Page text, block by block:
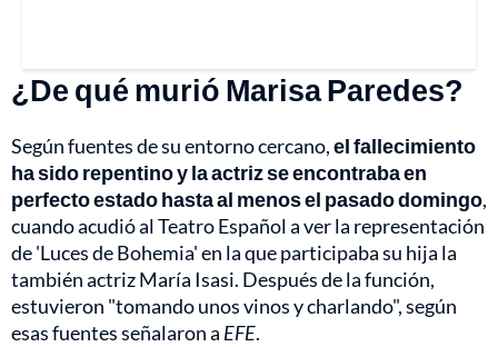
¿De qué murió Marisa Paredes?
Según fuentes de su entorno cercano,el fallecimiento
ha sido repentino y la actriz se encontraba en
perfecto estado hasta al menos el pasado domingo,
cuando acudió al Teatro Español a ver la representación
de 'Luces de Bohemia' en la que participaba su hija la
también actriz María Isasi. Después de la función,
estuvieron "tomando unos vinos y charlando", según
esas fuentes señalaron a EFE.